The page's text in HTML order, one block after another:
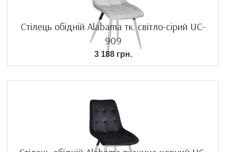
Стілець обідній Alabama тк. світло-сірий UC-
909
3 188 грн.